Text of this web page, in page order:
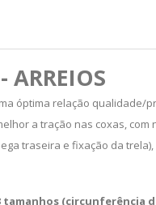
ARREIOS
óptima relação qualidade/
a tração nas coxas,
traseira e fixação da
tamanhos (circunferência